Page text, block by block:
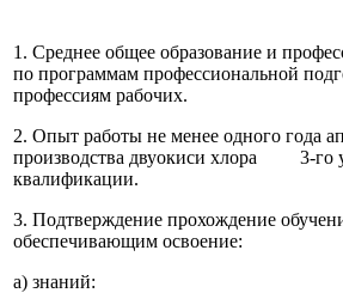
1. Среднее общее образование и
по программам профессиональной
профессиям рабочих.
2. Опыт работы не менее одного года
производства двуокиси хлора 3-го
квалификации.
3. Подтверждение прохождение
обеспечивающим освоение:
а) знаний: